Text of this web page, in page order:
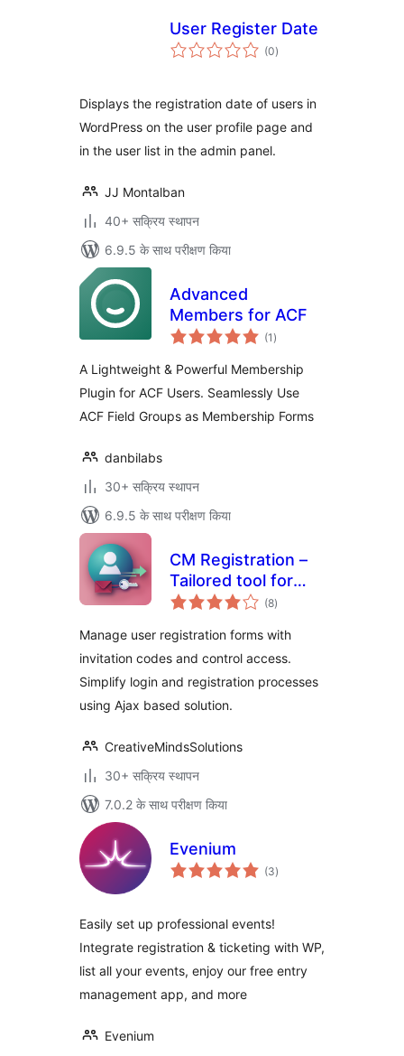
User Register Date
(0कुल
दर)
Displays the registration date of users in
WordPress on the user profile page and
in the user list in the admin panel.
JJ Montalban
40+ सक्रिय स्थापन
6.9.5 के साथ परीक्षण किया
Advanced
Members for ACF
(1 कुल
दर)
A Lightweight & Powerful Membership
Plugin for ACF Users. Seamlessly Use
ACF Field Groups as Membership Forms
danbilabs
30+ सक्रिय स्थापन
6.9.5 के साथ परीक्षण किया
CM Registration –
Tailored tool for
seamless login and
registrations
(8कुल
दर)
Manage user registration forms with
invitation codes and control access.
Simplify login and registration processes
using Ajax based solution.
CreativeMindsSolutions
30+ सक्रिय स्थापन
7.0.2 के साथ परीक्षण किया
Evenium
(3कुल
दर)
Easily set up professional events!
Integrate registration & ticketing with WP,
list all your events, enjoy our free entry
management app, and more
Evenium